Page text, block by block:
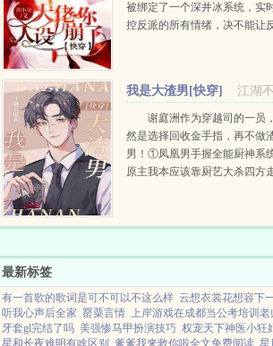
被绑定了一个深井冰系统，实
控反派的所有情绪，决不能让
话！某女总裁，您的反派...
江湖
我是大渣男[快穿]
谢庭洲作为穿越司的一员
然是选择回收金手指，再不做
男！①凤凰男手握全能厨神系统
原主我本应该靠厨艺大杀四方
美女花钱能返现。...
最新标签
有一首歌的歌词是可不可以不这么样 云想衣裳花想容下
听我心声后全家 罂粟言情 上岸游戏在成都当公考培训
牙套gl完结了吗 美强惨马甲扮演技巧 权宠天下神医小狂
星和长夜难明有啥区别
爹爹我来救你啦全文免费阅读 星